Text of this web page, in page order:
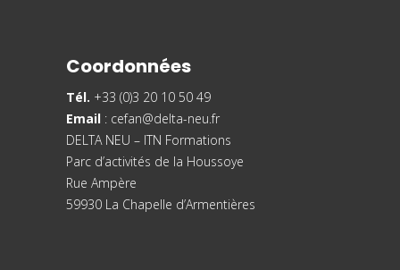
Coordonnées
Tél. +33 (0)3 20 10 50 49
Email : cefan@delta-neu.fr
DELTA NEU – ITN Formations
Parc d’activités de la Houssoye
Rue Ampère
59930 La Chapelle d’Armentières